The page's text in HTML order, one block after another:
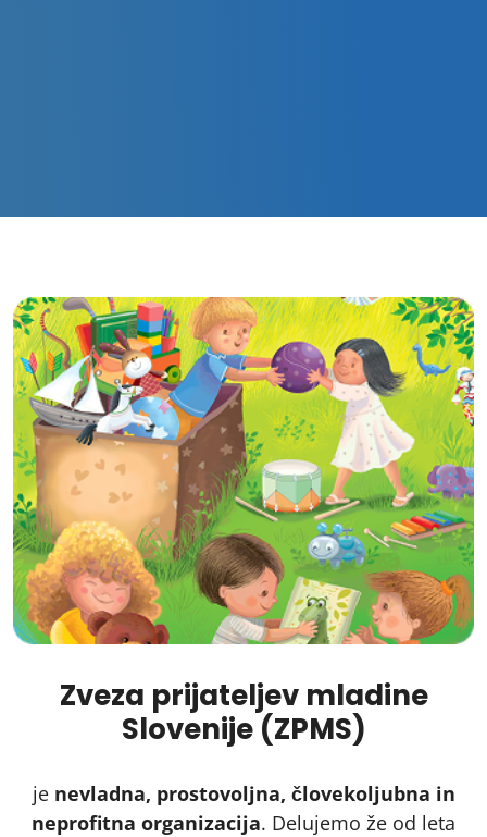
Zveza prijateljev mladine
Slovenije (ZPMS)
je nevladna, prostovoljna, človekoljubna in
neprofitna organizacija. Delujemo že od leta